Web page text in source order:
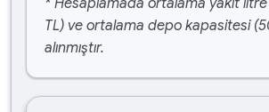
* Hesaplamada ortalama yakıt
TL) ve ortalama depo kapasitesi
alınmıştır.